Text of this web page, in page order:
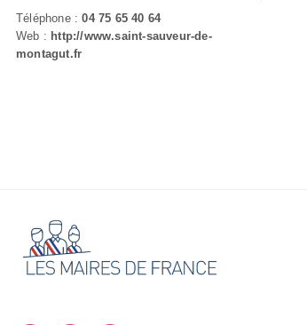
Téléphone :04 75 65 40 64
Web : http://www.saint-sauveur-de-
montagut.fr